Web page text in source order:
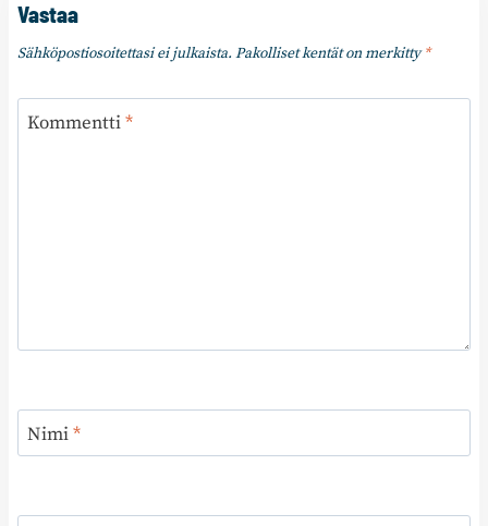
Vastaa
Sähköpostiosoitettasi ei julkaista. Pakolliset kentät on merkitty*
Kommentti*
Nimi*